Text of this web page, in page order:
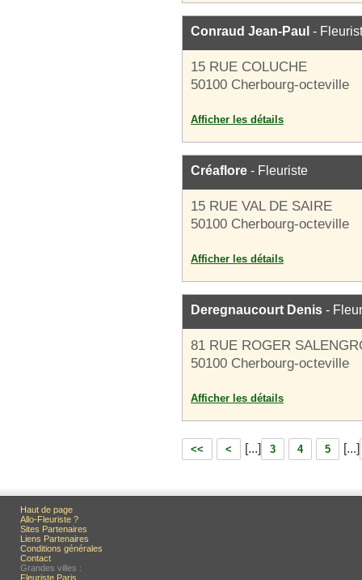
Conraud Jean-Paul -
15 RUE COLUCHE
50100 Cherbourg-octeville
Afficher les détails
Créaflore - Fleuriste
15 RUE VAL DE SAIRE
50100 Cherbourg-octeville
Afficher les détails
Deregnaucourt Denis -
81 RUE ROGER
50100 Cherbourg-octeville
Afficher les détails
<< < [...] 3 4 5 [...]
Haut de page
Allo-Fleuriste ?
Sites Partenaires
Liens Partenaires
Conditions générales
Contact
Grandes villes :
Fleuriste Paris